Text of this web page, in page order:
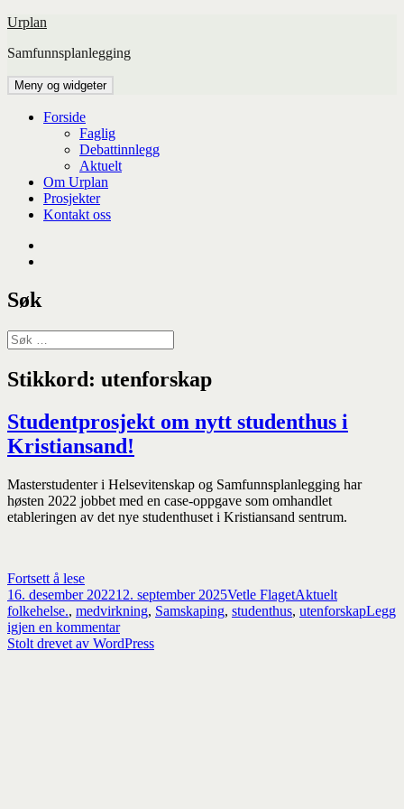
Hopp
innhold
Urplan
Samfunnsplanlegging
Meny og widgeter
Forside
Faglig
Debattinnlegg
Aktuelt
Om Urplan
Prosjekter
Kontakt oss
Søk
Søk
etter:
Stikkord: utenforskap
Studentprosjekt om nytt studenthus i
Kristiansand!
Masterstudenter i Helsevitenskap og Samfunnsplanlegging har
høsten 2022 jobbet med en case-oppgave som omhandlet
etableringen av det nye studenthuset i Kristiansand sentrum.
Fortsett å leseStudentprosjekt
om
nytt
studenthus
i
Publisert
16. desember 202212. september 2025Forfatter
Vetle FlagetKategorier
AktueltStikkord
folkehelse., medvirkning, Samskaping, studenthus, utenforskapLegg
igjen en kommentartil
Studentprosjekt
Stolt drevet av WordPress